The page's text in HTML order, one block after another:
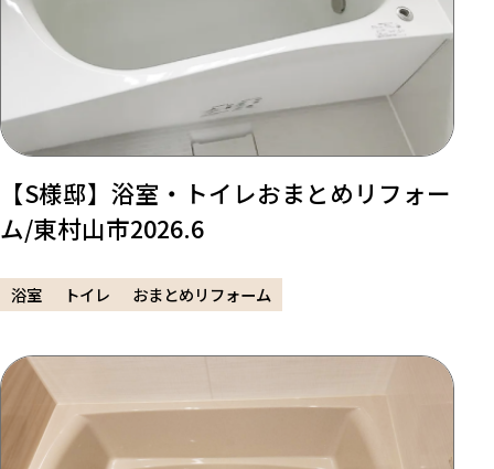
【S様邸】浴室・トイレおまとめリフォー
ム/東村山市2026.6
浴室 トイレ おまとめリフォーム